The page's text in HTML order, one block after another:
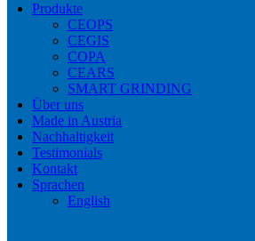
Produkte
CEOPS
CEGIS
COPA
CEARS
SMART GRINDING
Über uns
Made in Austria
Nachhaltigkeit
Testimonials
Kontakt
Sprachen
English